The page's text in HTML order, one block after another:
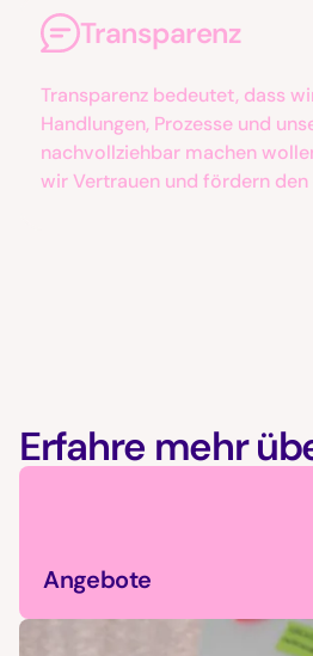
Transparenz
Transparenz bedeutet, dass
Handlungen, Prozesse und
nachvollziehbar machen
wir Vertrauen und fördern
Erfahre mehr
Angebote